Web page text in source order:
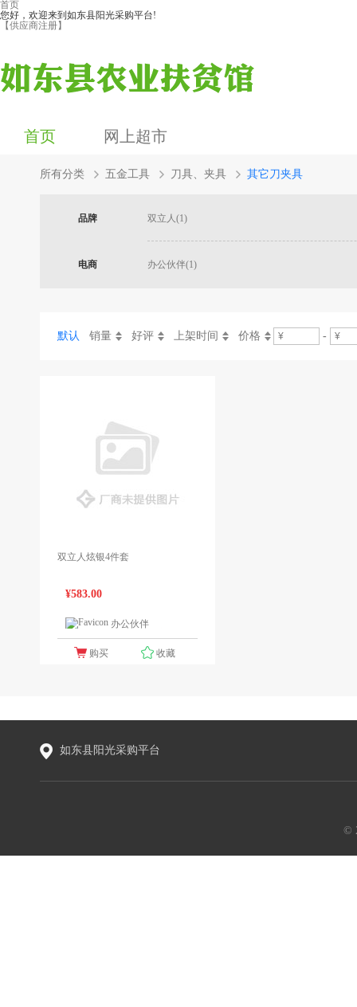
首页
您好，欢迎来到如东县阳光采购平台!
【供应商注册】
首页 网上超市
所有分类 五金工具 刀具、夹具 其它刀夹具
品牌 双立人(1)
电商 办公伙伴(1)
默认 销量 好评 上架时间 价格 -
双立人炫银4件套
¥583.00
办公伙伴
购买 收藏
如东县阳光采购平台
©